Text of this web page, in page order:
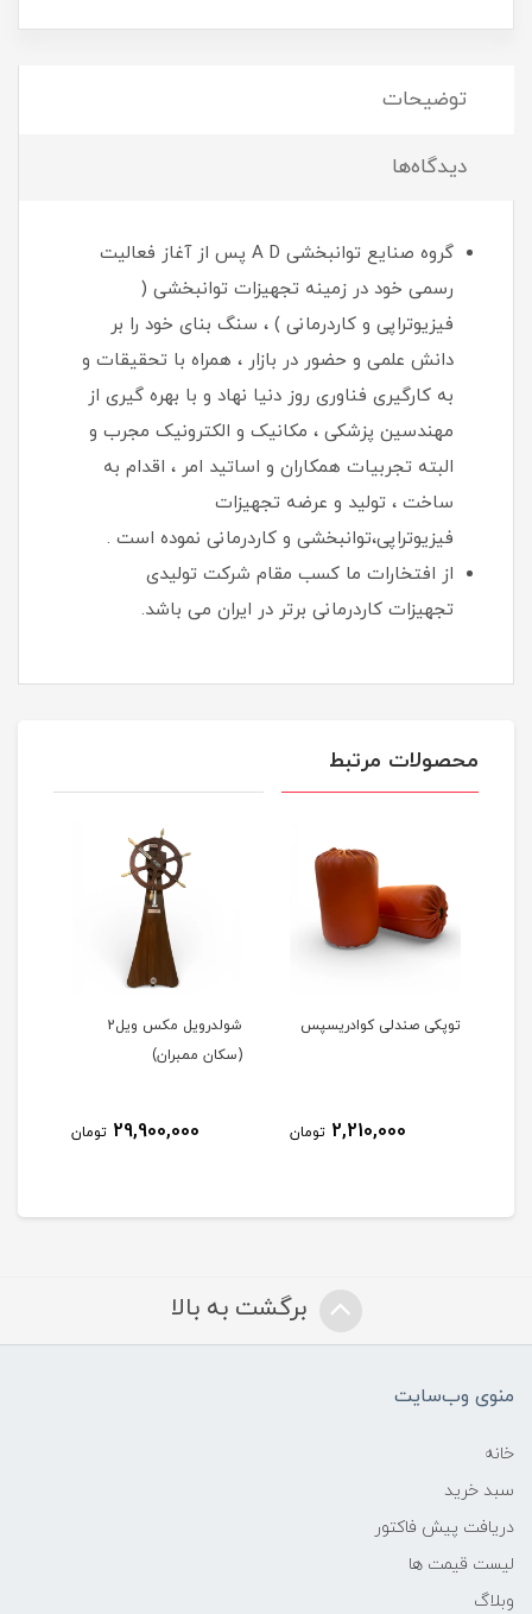
توضیحات
دیدگاه‌ها
گروه صنایع توانبخشی A D پس از آغاز فعالیت
رسمی خود در زمینه تجهیزات توانبخشی (
فیزیوتراپی و کاردرمانی ) ، سنگ بنای خود را بر
دانش علمی و حضور در بازار ، همراه با تحقیقات و
به کارگیری فناوری روز دنیا نهاد و با بهره گیری از
مهندسین پزشکی ، مکانیک و الکترونیک مجرب و
البته تجربیات همکاران و اساتید امر ، اقدام به
ساخت ، تولید و عرضه تجهیزات
فیزیوتراپی،توانبخشی و کاردرمانی نموده است .
از افتخارات ما کسب مقام شرکت تولیدی
تجهیزات کاردرمانی برتر در ایران می باشد.
محصولات مرتبط
توپکی صندلی کوادریسپس
2,210,000 تومان
شولدرویل مکس ویل2
(سکان ممبران)
29,900,000 تومان
برگشت به بالا
منوی وب‌سایت
خانه
سبد خرید
دریافت پیش فاکتور
لیست قیمت ها
وبلاگ